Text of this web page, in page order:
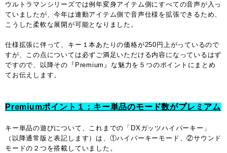
ウルトラマンシリーズでは例年変身アイテム側にすべての音声が入っ
ていましたが、今年は連動アイテム側で音声仕様を拡張できるため、
こうした柔軟な展開が可能となりました。
仕様拡張に伴って、キー１本あたりの価格が250円上がっているので
すが、この点については必ずご満足いただける内容になっているはず
ですので、以降その『Premium』な魅力を５つのポイントにまとめ
てお伝えします。
Premiumポイント１：キー単品のモード数がプレミアム
キー単品の遊びについて、これまでの「DXガッツハイパーキー」
（以降通常版と表記します）は、①ハイパーキーモード、②サウンド
モードの２つを搭載していました。